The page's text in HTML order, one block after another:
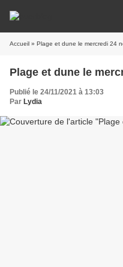
Accueil » Plage et dune le mercredi 24
Plage et dune le
Publié le 24/11/2021 à 13:03
Par Lydia